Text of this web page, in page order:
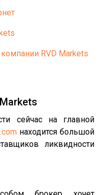
RVD Markets
сейчас на главной
находится большой
ликвидности